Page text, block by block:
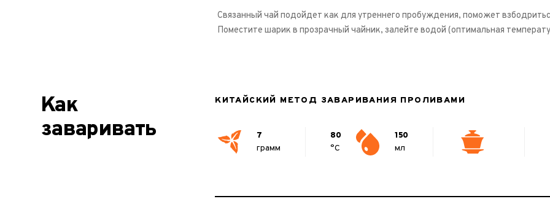
Связанный чай подойдет как для утреннего пробуждения, поможет
Поместите шарик в прозрачный чайник, залейте водой (оптимальная
Как
заваривать
КИТАЙСКИЙ МЕТОД ЗАВАРИВАНИЯ ПРОЛИВАМИ
7
грамм
80
°C
150
мл